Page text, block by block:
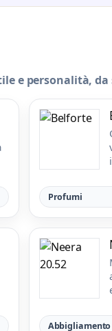
e personalità, da
Profumi
Abbigliamento